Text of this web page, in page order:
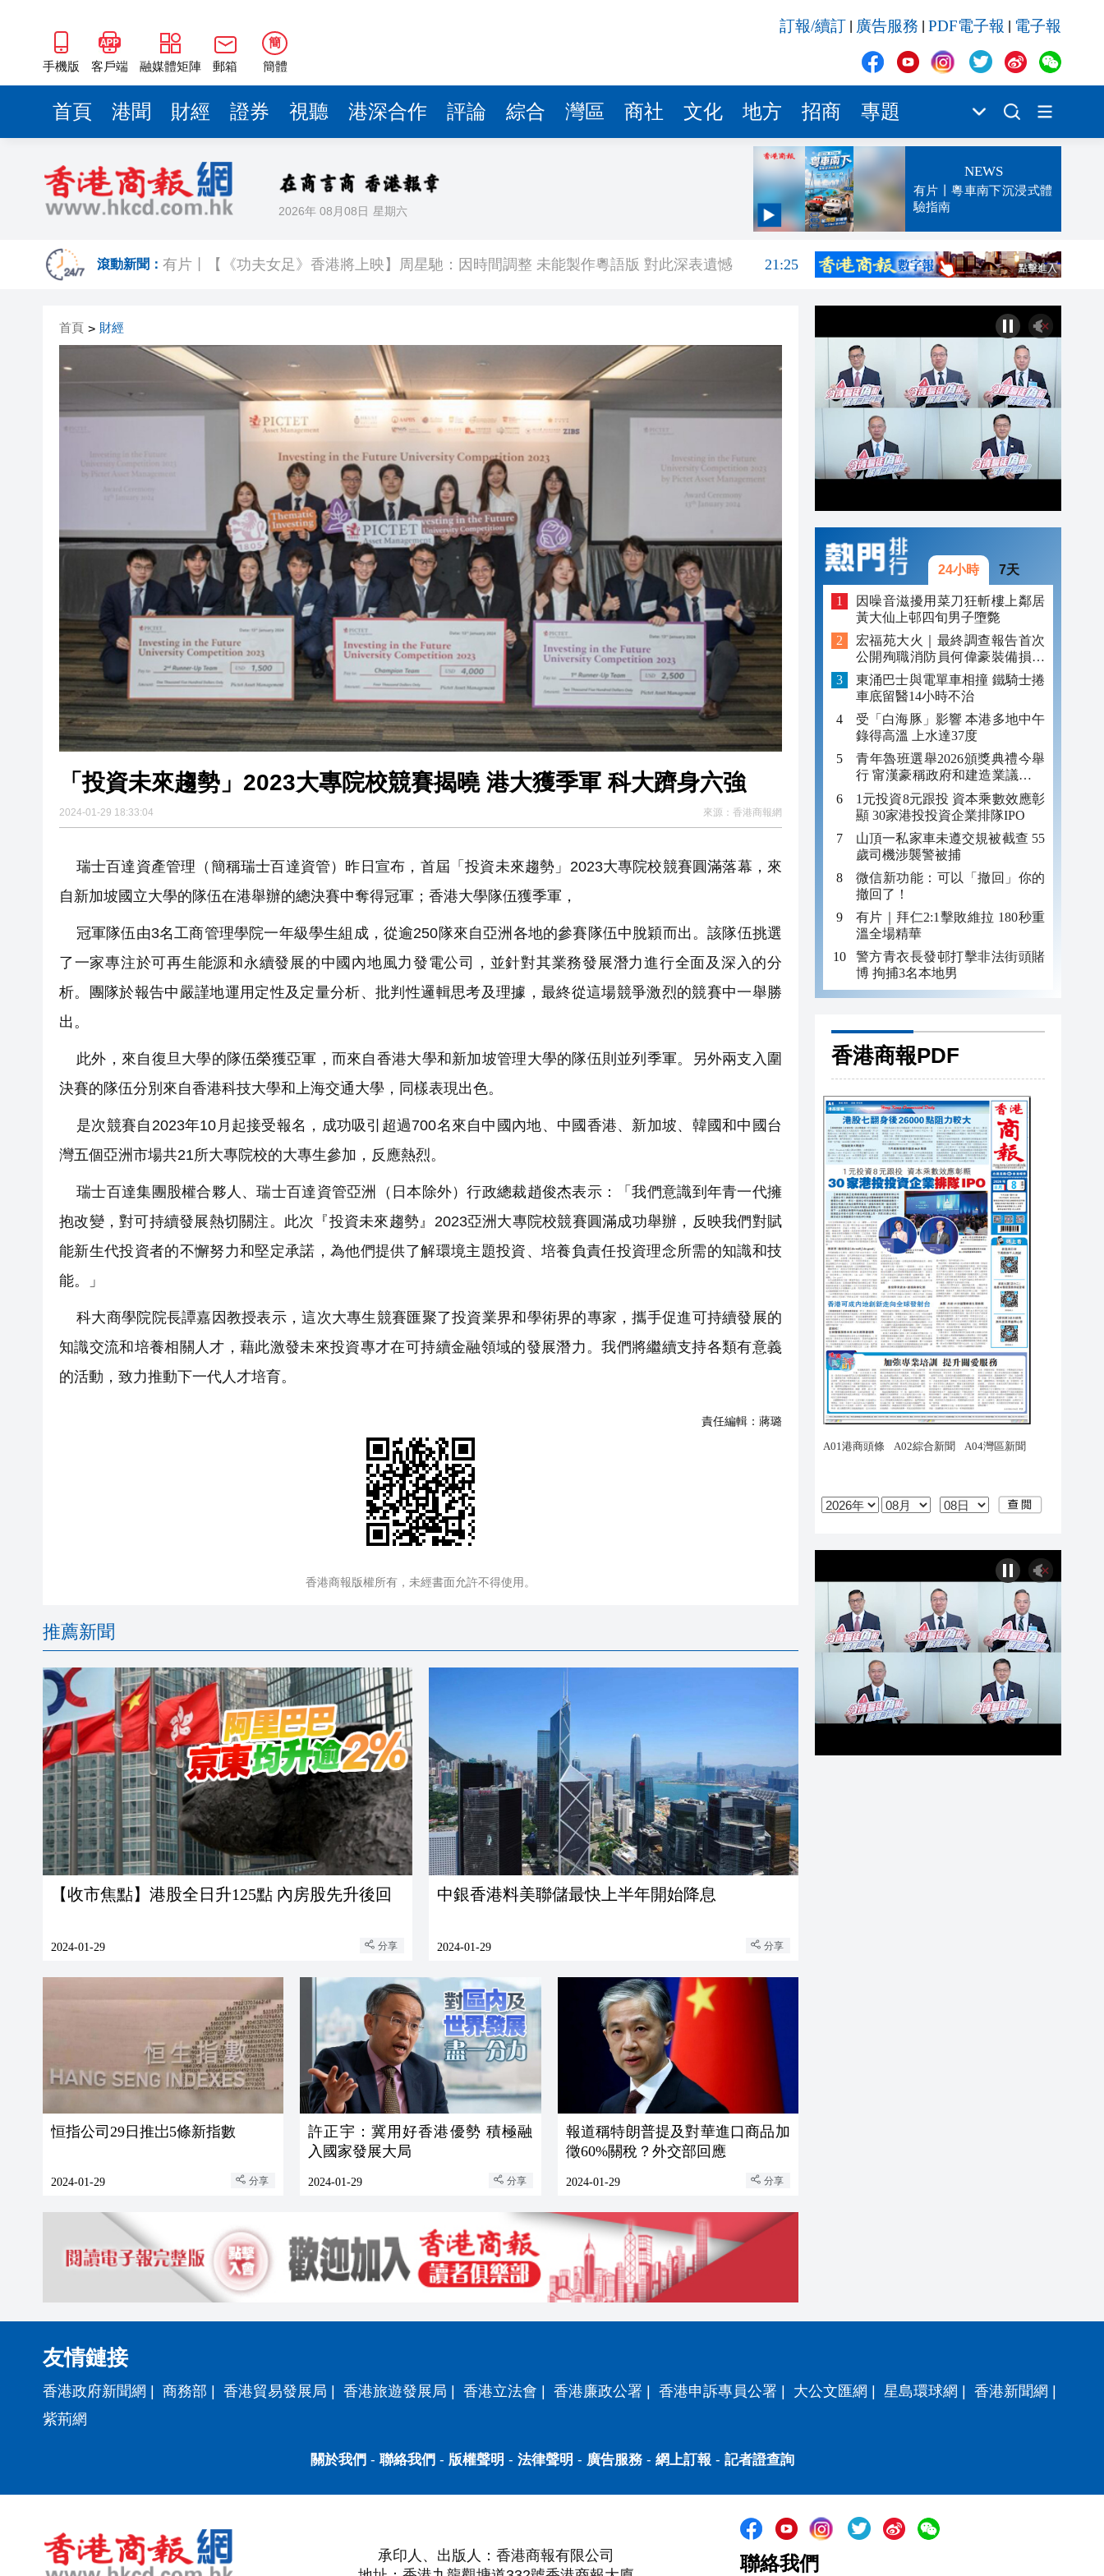
手機版 客戶端 融媒體矩陣 郵箱
簡
簡體
訂報/續訂 廣告服務 PDF電子報 電子報
首頁 港聞 財經 證券 視聽 港深合作 評論 綜合 灣區 商社 文化 地方 招商 專題
2026年 08月08日 星期六
NEWS
有片丨粵車南下沉浸式體
驗指南
滾動新聞：
21:55
有片丨【《功夫女足》香港將上映】周星馳：因時間調整 未能製作粵語版 對此深表遺憾
21:25
有片丨《功夫女足》將登香港銀幕 周星馳率團隊造勢 劉嘉玲迪麗熱巴等驚喜現身
20:34
「滬港澳台青少年體育舞蹈交流活動」圓滿舉行
風雨過後八桂安好｜桂港直航加持 廣西推出港澳遊客門票五折優惠力拓暑期入境市場
相約深圳，見證奇蹟 國際消費與出海服務雙輪驅動
首頁 > 財經
「投資未來趨勢」2023大專院校競賽揭曉 港大獲季軍 科大躋身六強
2024-01-29 18:33:04 來源： 香港商報網
瑞士百達資產管理（簡稱瑞士百達資管）昨日宣布，首屆「投資未來趨勢」2023大專院校競賽圓滿落幕，來
自新加坡國立大學的隊伍在港舉辦的總決賽中奪得冠軍；香港大學隊伍獲季軍，
冠軍隊伍由3名工商管理學院一年級學生組成，從逾250隊來自亞洲各地的參賽隊伍中脫穎而出。該隊伍挑選
了一家專注於可再生能源和永續發展的中國內地風力發電公司，並針對其業務發展潛力進行全面及深入的分
析。團隊於報告中嚴謹地運用定性及定量分析、批判性邏輯思考及理據，最終從這場競爭激烈的競賽中一舉勝
出。
此外，來自復旦大學的隊伍榮獲亞軍，而來自香港大學和新加坡管理大學的隊伍則並列季軍。另外兩支入圍
決賽的隊伍分別來自香港科技大學和上海交通大學，同樣表現出色。
是次競賽自2023年10月起接受報名，成功吸引超過700名來自中國內地、中國香港、新加坡、韓國和中國台
灣五個亞洲市場共21所大專院校的大專生參加，反應熱烈。
瑞士百達集團股權合夥人、瑞士百達資管亞洲（日本除外）行政總裁趙俊杰表示：「我們意識到年青一代擁
抱改變，對可持續發展熱切關注。此次『投資未來趨勢』2023亞洲大專院校競賽圓滿成功舉辦，反映我們對賦
能新生代投資者的不懈努力和堅定承諾，為他們提供了解環境主題投資、培養負責任投資理念所需的知識和技
能。」
科大商學院院長譚嘉因教授表示，這次大專生競賽匯聚了投資業界和學術界的專家，攜手促進可持續發展的
知識交流和培養相關人才，藉此激發未來投資專才在可持續金融領域的發展潛力。我們將繼續支持各類有意義
的活動，致力推動下一代人才培育。
責任編輯： 蔣璐
香港商報版權所有，未經書面允許不得使用。
推薦新聞
【收市焦點】港股全日升125點 內房股先升後回
2024-01-29 分享
中銀香港料美聯儲最快上半年開始降息
2024-01-29 分享
恒指公司29日推岀5條新指數
2024-01-29 分享
許正宇：冀用好香港優勢 積極融
入國家發展大局
2024-01-29 分享
報道稱特朗普提及對華進口商品加
徵60%關稅？外交部回應
2024-01-29 分享
24小時 7天
因噪音滋擾用菜刀狂斬樓上鄰居
黃大仙上邨四旬男子墮斃
宏福苑大火｜最終調查報告首次
公開殉職消防員何偉豪裝備損毀
照片
東涌巴士與電單車相撞 鐵騎士捲
車底留醫14小時不治
受「白海豚」影響 本港多地中午
錄得高溫 上水達37度
青年魯班選舉2026頒獎典禮今舉
行 甯漢豪稱政府和建造業議會做
好培訓工作
1元投資8元跟投 資本乘數效應彰
顯 30家港投投資企業排隊IPO
山頂一私家車未遵交規被截查 55
歲司機涉襲警被捕
微信新功能：可以「撤回」你的
撤回了！
有片｜拜仁2:1擊敗維拉 180秒重
溫全場精華
警方青衣長發邨打擊非法街頭賭
博 拘捕3名本地男
香港商報PDF
友情鏈接
香港政府新聞網 商務部 香港貿易發展局 香港旅遊發展局 香港立法會 香港廉政公署 香港申訴專員公署 大公文匯網 星島環球網 香港新聞網
紫荊網
關於我們 - 聯絡我們 - 版權聲明 - 法律聲明 - 廣告服務- 網上訂報 - 記者證查詢
承印人、出版人：香港商報有限公司
聯絡我們